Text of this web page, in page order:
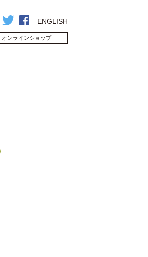
ENGLISH
オンラインショップ